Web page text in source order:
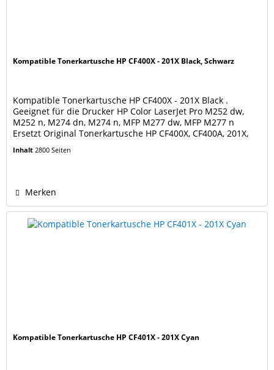
Kompatible Tonerkartusche HP CF400X - 201X Black, Schwarz
Kompatible Tonerkartusche HP CF400X - 201X Black .
Geeignet für die Drucker HP Color LaserJet Pro M252 dw,
M252 n, M274 dn, M274 n, MFP M277 dw, MFP M277 n
Ersetzt Original Tonerkartusche HP CF400X, CF400A, 201X,
Seiten (5% Bedeckung), wie eine originale HP Kartusche
Inhalt 2800 Seiten
Merken
Kompatible Tonerkartusche HP CF401X - 201X Cyan